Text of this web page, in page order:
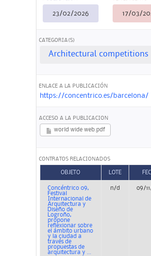
23/02/2026 17/03/
CATEGORIA(S)
Architectural competitions
ENLACE A LA PUBLICACIÓN
https://concentrico.es/barcelona/
ACCESO A LA PUBLICACION
world wide web.pdf
CONTRATOS RELACIONADOS
OBJETO LOTE
Concéntrico 09,
Festival
Internacional de
Arquitectura y
Diseño de
Logroño,
propone
reflexionar sobre
el ámbito urbano
y la ciudad a
través de
propuestas de
arquitectura y ...
n/d 09/